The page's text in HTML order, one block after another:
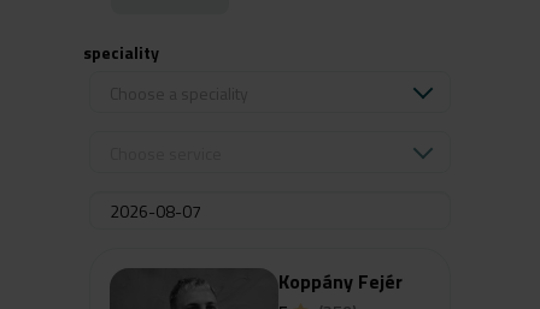
speciality
Koppány Fejér